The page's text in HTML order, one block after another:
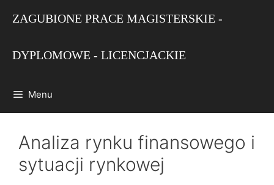
ZAGUBIONE PRACE MAGISTERSKIE -
DYPLOMOWE - LICENCJACKIE
Menu
Analiza rynku finansowego i
sytuacji rynkowej